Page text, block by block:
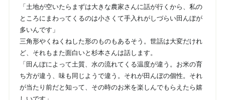
「土地が空いたらまずは大きな農家さんに話が行くから、私の
ところにまわってくるのは小さくて手入れがしづらい田んぼが
多いんです」
三角形やくねくねした形のものもあるそう。世話は大変だけれ
ど、それもまた面白いと杉本さんは話します。
「田んぼによって土質、水の流れてくる温度が違う。お米の育
ち方が違う、味も同じようで違う。それが田んぼの個性。それ
が当たり前だと知って、その時のお米を楽しんでもらえたら嬉